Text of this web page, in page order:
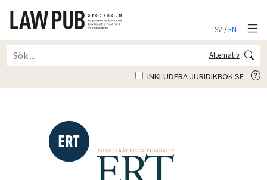
SV/EN
Alternativ
INKLUDERA JURIDIKBOK.SE